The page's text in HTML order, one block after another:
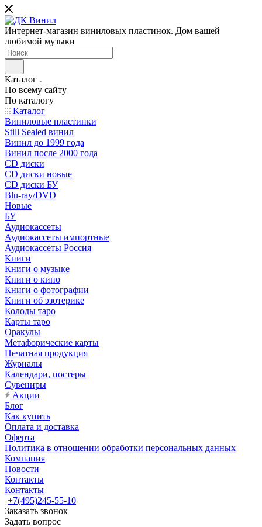
Интернет-магазин виниловых пластинок. Дом вашей
любимой музыки
Каталог
По всему сайту
По каталогу
Каталог
Виниловые пластинки
Still Sealed винил
Винил до 1999 года
Винил после 2000 года
CD диски
CD диски новые
CD диски БУ
Blu-ray/DVD
Новые
БУ
Аудиокассеты
Аудиокассеты импортные
Аудиокассеты Россия
Книги
Книги о музыке
Книги о кино
Книги о фотографии
Книги об эзотерике
Колоды таро
Карты таро
Оракулы
Метафорические карты
Печатная продукция
Журналы
Календари, постеры
Сувениры
Акции
Блог
Как купить
Оплата и доставка
Оферта
Политика в отношении обработки персональных данных
Компания
Новости
Контакты
Контакты
+7(495)245-55-10
Заказать звонок
Задать вопрос